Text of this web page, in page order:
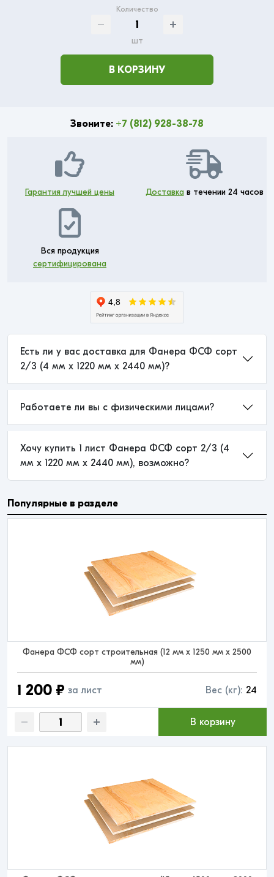
Количество
шт
В КОРЗИНУ
Звоните: +7 (812) 928-38-78
Гарантия лучшей цены Доставкав течении 24 часов
Вся продукция
сертифицирована
Есть ли у вас доставка для Фанера ФСФ сорт
2/3 (4 мм x 1220 мм x 2440 мм)?
Работаете ли вы с физическими лицами?
Хочу купить 1 лист Фанера ФСФ сорт 2/3 (4
мм x 1220 мм x 2440 мм), возможно?
Популярные в разделе
Фанера ФСФ сорт строительная (12 мм x 1250 мм x 2500
мм)
1 200 ₽ за лист Вес (кг): 24
В корзину